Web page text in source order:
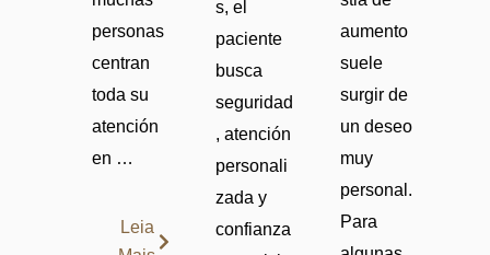
personas
centran
toda su
atención
en …
Leia
s, el
paciente
busca
seguridad
, atención
personali
zada y
confianza
aumento
suele
surgir de
un deseo
muy
personal.
Para